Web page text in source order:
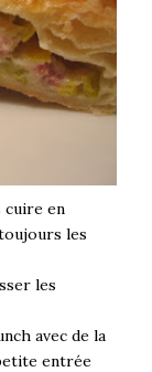
cuire en
les
les
avec de la
entrée